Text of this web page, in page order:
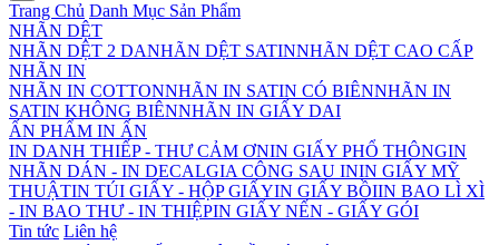
Trang Chủ Danh Mục Sản Phẩm
NHÃN DỆT
NHÃN DỆT 2 DANHÃN DỆT SATINNHÃN DỆT CAO CẤP
NHÃN IN
NHÃN IN COTTONNHÃN IN SATIN CÓ BIÊNNHÃN IN
SATIN KHÔNG BIÊNNHÃN IN GIẤY DAI
ẤN PHẨM IN ẤN
IN DANH THIẾP - THƯ CẢM ƠNIN GIẤY PHỔ THÔNGIN
NHÃN DÁN - IN DECALGIA CÔNG SAU ININ GIẤY MỸ
THUẬTIN TÚI GIẤY - HỘP GIẤYIN GIẤY BỒIIN BAO LÌ XÌ
- IN BAO THƯ - IN THIỆPIN GIẤY NẾN - GIẤY GÓI
Tin tức Liên hệ